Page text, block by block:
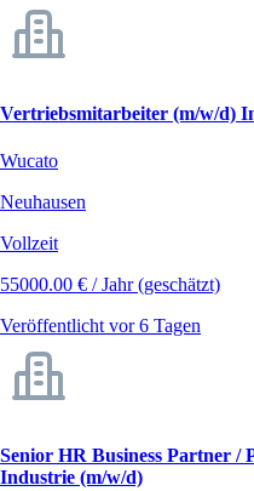
Vertriebsmitarbeiter (m/w/d)
Wucato
Neuhausen
Vollzeit
55000.00 € / Jahr (geschätzt)
Veröffentlicht vor 6 Tagen
Senior HR Business Partner /
Industrie (m/w/d)